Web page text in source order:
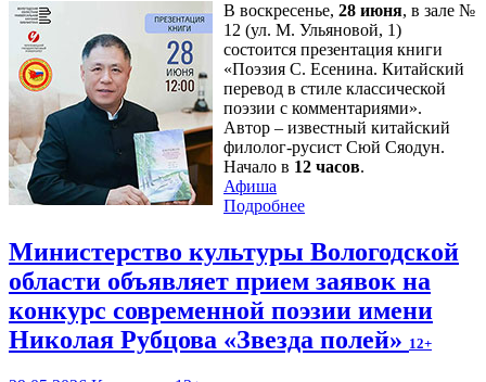
В воскресенье, 28 июня, в зале №
12 (ул. М. Ульяновой, 1)
состоится презентация книги
«Поэзия С. Есенина. Китайский
перевод в стиле классической
поэзии с комментариями».
Автор – известный китайский
филолог-русист Сюй Сяодун.
Начало в 12 часов.
Афиша
Подробнее
Министерство культуры Вологодской
области объявляет прием заявок на
конкурс современной поэзии имени
Николая Рубцова «Звезда полей» 12+